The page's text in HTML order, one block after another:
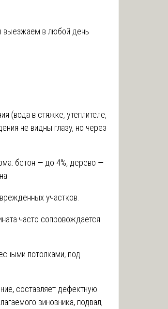
выезжаем в любой день
(вода в стяжке, утеплителе,
не видны глазу, но через
бетон — до 4%, дерево —
участков.
часто сопровождается
потолками, под
составляет дефектную
виновника, подвал,